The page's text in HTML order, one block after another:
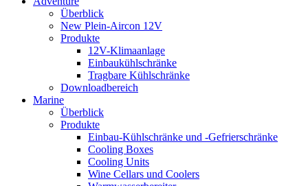
Überblick
New Plein-Aircon 12V
Produkte
12V-Klimaanlage
Einbaukühlschränke
Tragbare Kühlschränke
Downloadbereich
Marine
Überblick
Produkte
Einbau-Kühlschränke und -Gefrierschränke
Cooling Boxes
Cooling Units
Wine Cellars und Coolers